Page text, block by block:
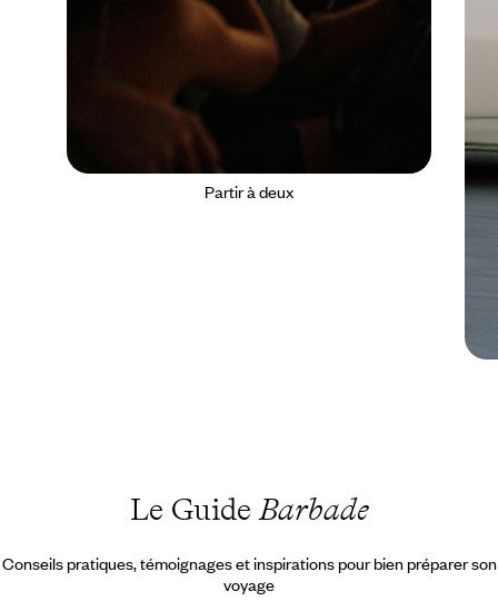
Partir à deux
Le GuideBarbade
Conseils pratiques, témoignages et inspirations pour bien préparer son
voyage